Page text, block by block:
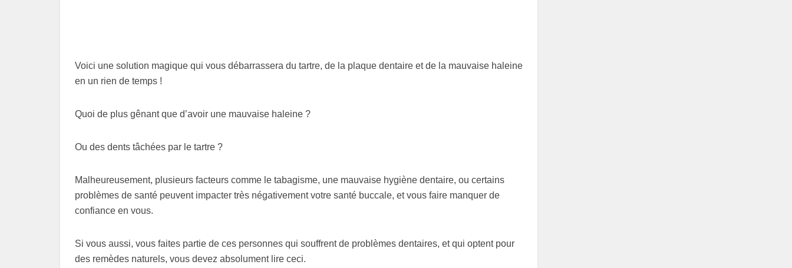
Voici une solution magique qui vous débarrassera du tartre, de la plaque dentaire et de la mauvaise haleine
en un rien de temps !
Quoi de plus gênant que d’avoir une mauvaise haleine ?
Ou des dents tâchées par le tartre ?
Malheureusement, plusieurs facteurs comme le tabagisme, une mauvaise hygiène dentaire, ou certains
problèmes de santé peuvent impacter très négativement votre santé buccale, et vous faire manquer de
confiance en vous.
Si vous aussi, vous faites partie de ces personnes qui souffrent de problèmes dentaires, et qui optent pour
des remèdes naturels, vous devez absolument lire ceci.